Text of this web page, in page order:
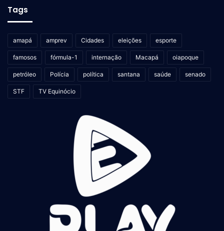
Tags
amapá amprev Cidades eleições esporte
famosos fórmula-1 internação Macapá oiapoque
petróleo Polícia política santana saúde senado
STF TV Equinócio